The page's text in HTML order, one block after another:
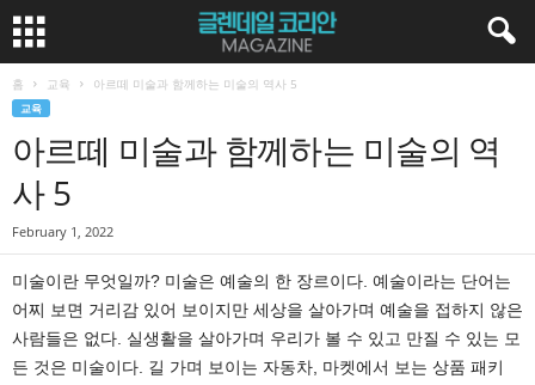
홈 교육 아르떼 미술과 함께하는 미술의 역사 5
교육
아르떼 미술과 함께하는 미술의 역
사 5
February 1, 2022
미술이란 무엇일까? 미술은 예술의 한 장르이다. 예술이라는 단어는
어찌 보면 거리감 있어 보이지만 세상을 살아가며 예술을 접하지 않은
사람들은 없다. 실생활을 살아가며 우리가 볼 수 있고 만질 수 있는 모
든 것은 미술이다. 길 가며 보이는 자동차, 마켓에서 보는 상품 패키